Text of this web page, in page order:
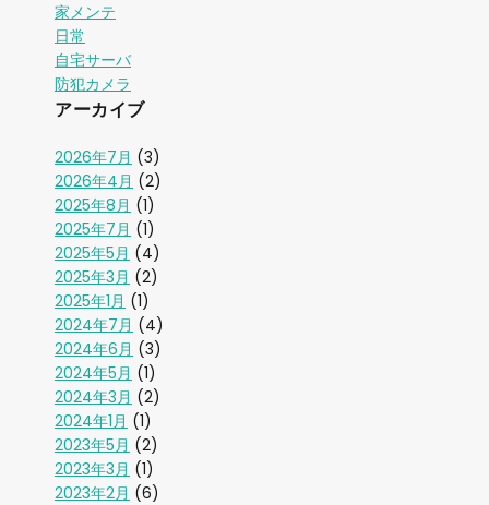
家メンテ
日常
自宅サーバ
防犯カメラ
アーカイブ
2026年7月 (3)
2026年4月 (2)
2025年8月 (1)
2025年7月 (1)
2025年5月 (4)
2025年3月 (2)
2025年1月 (1)
2024年7月 (4)
2024年6月 (3)
2024年5月 (1)
2024年3月 (2)
2024年1月 (1)
2023年5月 (2)
2023年3月 (1)
2023年2月 (6)